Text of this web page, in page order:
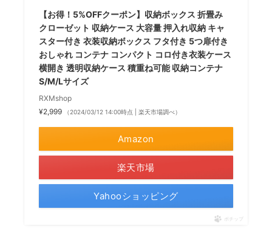
【お得！5%OFFクーポン】収納ボックス 折畳み
クローゼット 収納ケース 大容量 押入れ収納 キャ
スター付き 衣装収納ボックス フタ付き 5つ扉付き
おしゃれ コンテナ コンパクト コロ付き衣装ケース
横開き 透明収納ケース 積重ね可能 収納コンテナ
S/M/Lサイズ
RXMshop
¥2,999
（2024/03/12 14:00時点 | 楽天市場調べ）
Amazon
楽天市場
Yahooショッピング
ポチップ